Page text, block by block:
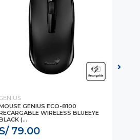
GENIUS ECO-8100
WIRELESS BLUEEYE
(...
79.00